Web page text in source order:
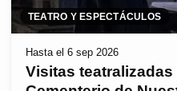
TEATRO Y ESPECTÁCULOS
Hasta el 6 sep 2026
Visitas teatralizadas